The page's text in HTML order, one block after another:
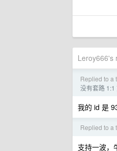
Leroy666's
Replied to a
没有套路 1:1
我的 id 是
Replied to a
支持一波，